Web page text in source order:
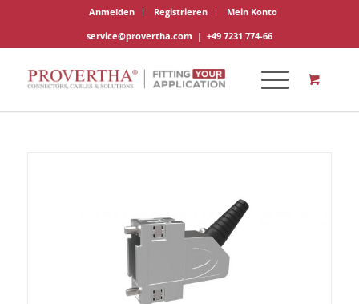
Anmelden Registrieren
Mein Konto
service@provertha.com | +49 7231 774-66